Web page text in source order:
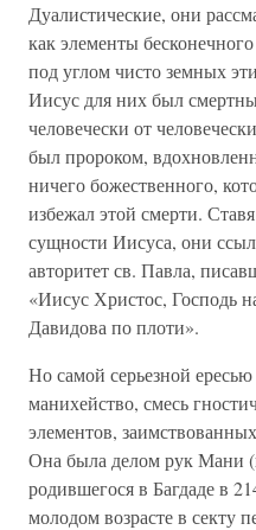
Дуалистические, они
как элементы
под углом чисто земных
Иисус для них был
человечески от
был пророком,
ничего божественного,
избежал этой смерти.
сущности Иисуса, они
авторитет св. Павла,
«Иисус Христос, Господь
Давидова по плоти».
Но самой серьезной
манихейство, смесь
элементов,
Она была делом рук Мани
родившегося в Багдаде в
молодом возрасте в секту